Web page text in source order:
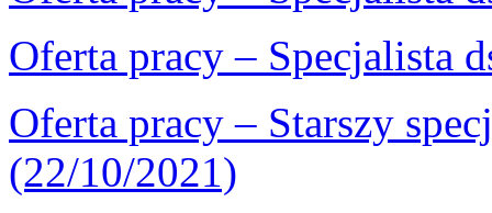
Oferta pracy – Specjalista
Oferta pracy – Starszy
(22/10/2021)